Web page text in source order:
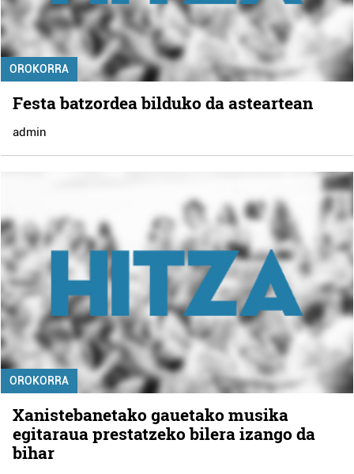
OROKORRA
Festa batzordea bilduko da asteartean
admin
OROKORRA
Xanistebanetako gauetako musika
egitaraua prestatzeko bilera izango da
bihar